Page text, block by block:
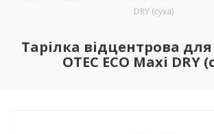
DRY (суха)
Тарілка відцентрова
OTEC ЕCО Maxi DRY